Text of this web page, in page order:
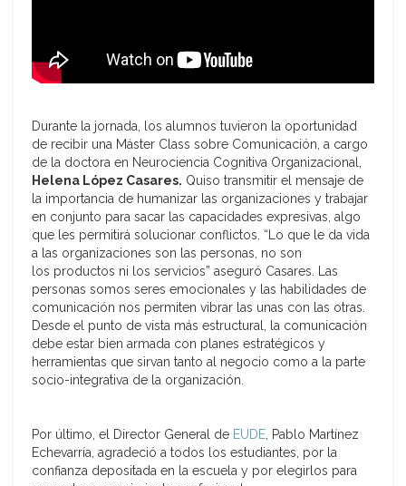
Durante la jornada, los alumnos tuvieron la oportunidad
de recibir una Máster Class sobre Comunicación, a cargo
de la doctora en Neurociencia Cognitiva Organizacional,
Helena López Casares. Quiso transmitir el mensaje de
la importancia de humanizar las organizaciones y trabajar
en conjunto para sacar las capacidades expresivas, algo
que les permitirá solucionar conflictos. “Lo que le da vida
a las organizaciones son las personas, no son
los productos ni los servicios” aseguró Casares. Las
personas somos seres emocionales y las habilidades de
comunicación nos permiten vibrar las unas con las otras.
Desde el punto de vista más estructural, la comunicación
debe estar bien armada con planes estratégicos y
herramientas que sirvan tanto al negocio como a la parte
socio-integrativa de la organización.
Por último, el Director General de EUDE , Pablo Martínez
Echevarría, agradeció a todos los estudiantes, por la
confianza depositada en la escuela y por elegirlos para